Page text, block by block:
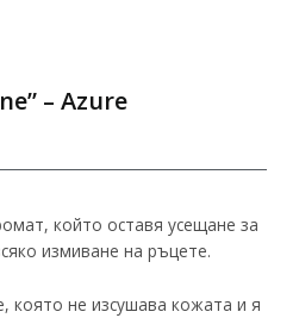
– Azure
който оставя усещане за
измиване на ръцете.
която не изсушава кожата и я